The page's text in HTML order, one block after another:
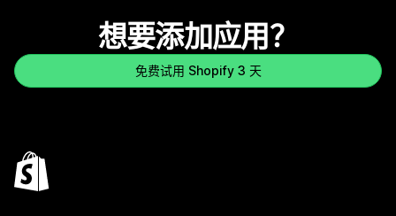
想要添加应用？
免费试用 Shopify 3 天